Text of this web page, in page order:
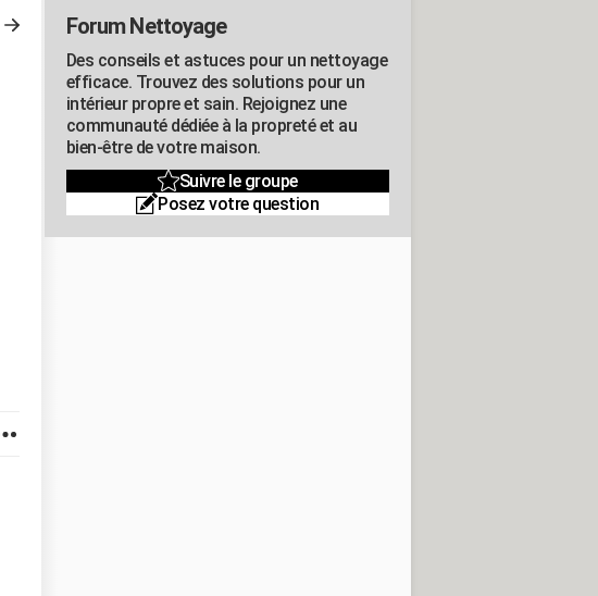
Forum Nettoyage
Des conseils et astuces pour un nettoyage
efficace. Trouvez des solutions pour un
intérieur propre et sain. Rejoignez une
communauté dédiée à la propreté et au
bien-être de votre maison.
Suivre le groupe
Posez votre question